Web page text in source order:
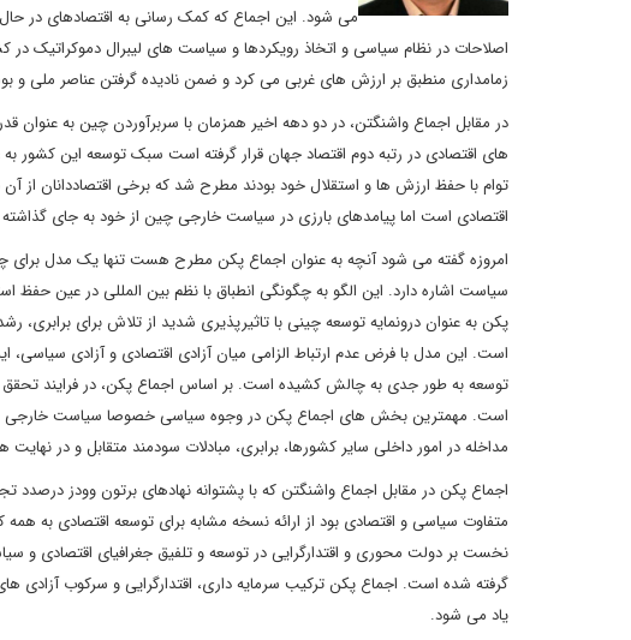
می شود. این اجماع که کمک رسانی به اقتصادهای در
اصلاحات در نظام سیاسی و اتخاذ رویکردها و سیاست های لیبرال دموکراتیک
زمامداری منطبق بر ارزش های غربی می کرد و ضمن نادیده گرفتن عناصر ملی و
در مقابل اجماع واشنگتن، در دو دهه اخیر همزمان با سربرآوردن چین به
های اقتصادی در رتبه دوم اقتصاد جهان قرار گرفته است سبک توسعه این کشور
توام با حفظ ارزش ها و استقلال خود بودند مطرح شد که برخی اقتصاددانان از
اقتصادی است اما پیامدهای بارزی در سیاست خارجی چین از خود به جای
امروزه گفته می شود آنچه به عنوان اجماع پکن مطرح هست تنها یک مدل برای
سیاست اشاره دارد. این الگو به چگونگی انطباق با نظم بین المللی در عین
پکن به عنوان درونمایه توسعه چینی با تاثیرپذیری شدید از تلاش برای برابری،
است. این مدل با فرض عدم ارتباط الزامی میان آزادی اقتصادی و آزادی سیاسی،
توسعه به طور جدی به چالش کشیده است. بر اساس اجماع پکن، در فرایند
است. مهمترین بخش های اجماع پکن در وجوه سیاسی خصوصا سیاست خارجی را
مداخله در امور داخلی سایر کشورها، برابری، مبادلات سودمند متقابل و در
اجماع پکن در مقابل اجماع واشنگتن که با پشتوانه نهادهای برتون وودز
متفاوت سیاسی و اقتصادی بود از ارائه نسخه مشابه برای توسعه اقتصادی به
نخست بر دولت محوری و اقتدارگرایی در توسعه و تلفیق جغرافیای اقتصادی و
گرفته شده است. اجماع پکن ترکیب سرمایه داری، اقتدارگرایی و سرکوب آزادی
یاد می شود.